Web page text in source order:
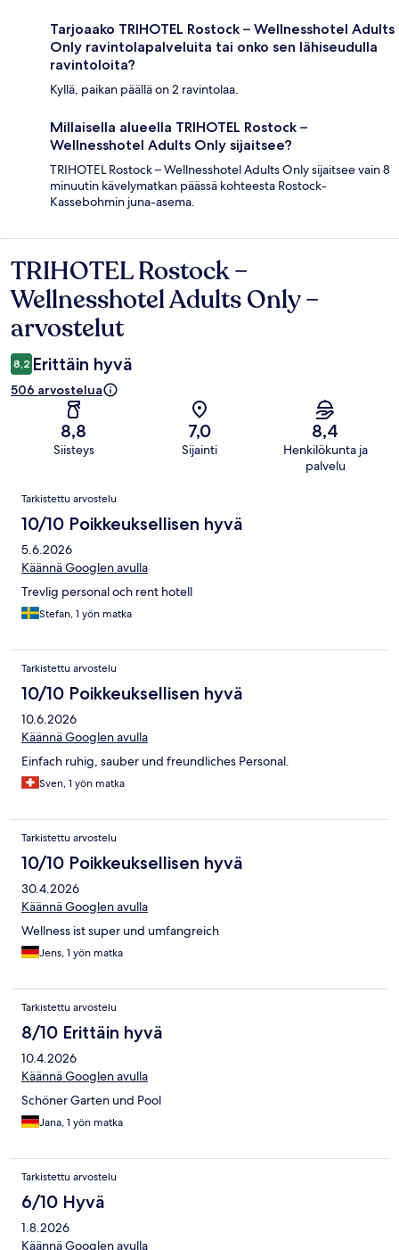
Tarjoaako TRIHOTEL Rostock – Wellnesshotel Adults
Only ravintolapalveluita tai onko sen lähiseudulla
ravintoloita?
Kyllä, paikan päällä on 2 ravintolaa.
Millaisella alueella TRIHOTEL Rostock –
Wellnesshotel Adults Only sijaitsee?
TRIHOTEL Rostock – Wellnesshotel Adults Only sijaitsee vain 8
minuutin kävelymatkan päässä kohteesta Rostock-
Kassebohmin juna-asema.
Arvostelut
TRIHOTEL Rostock –
Wellnesshotel Adults Only –
arvostelut
8,2 Erittäin hyvä
506 arvostelua
8,8
Siisteys
7,0
Sijainti
8,4
Henkilökunta ja
palvelu
Arvostelut
Tarkistettu arvostelu
10/10 Poikkeuksellisen hyvä
5.6.2026
Käännä Googlen avulla
Trevlig personal och rent hotell
Stefan, 1 yön matka
Tarkistettu arvostelu
10/10 Poikkeuksellisen hyvä
10.6.2026
Käännä Googlen avulla
Einfach ruhig, sauber und freundliches Personal.
Sven, 1 yön matka
Tarkistettu arvostelu
10/10 Poikkeuksellisen hyvä
30.4.2026
Käännä Googlen avulla
Wellness ist super und umfangreich
Jens, 1 yön matka
Tarkistettu arvostelu
8/10 Erittäin hyvä
10.4.2026
Käännä Googlen avulla
Schöner Garten und Pool
Jana, 1 yön matka
Tarkistettu arvostelu
6/10 Hyvä
1.8.2026
Käännä Googlen avulla